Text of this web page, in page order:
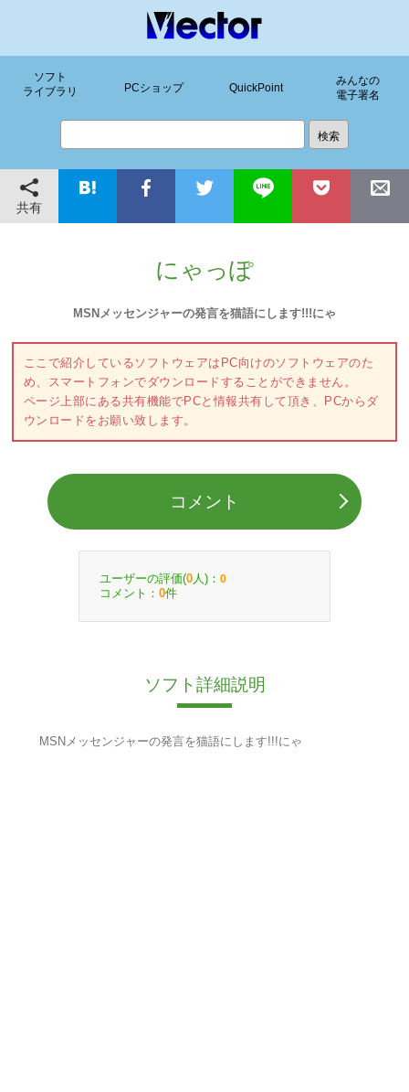
ソフト
ライブラリ
PCショップ QuickPoint
みんなの
電子署名
共有
にゃっぽ
MSNメッセンジャーの発言を猫語にします!!!にゃ
ここで紹介しているソフトウェアはPC向けのソフトウェアのた
め、スマートフォンでダウンロードすることができません。
ページ上部にある共有機能でPCと情報共有して頂き、PCからダ
ウンロードをお願い致します。
コメント
ユーザーの評価(0 人)： 0
コメント： 0件
ソフト詳細説明
MSNメッセンジャーの発言を猫語にします!!!にゃ